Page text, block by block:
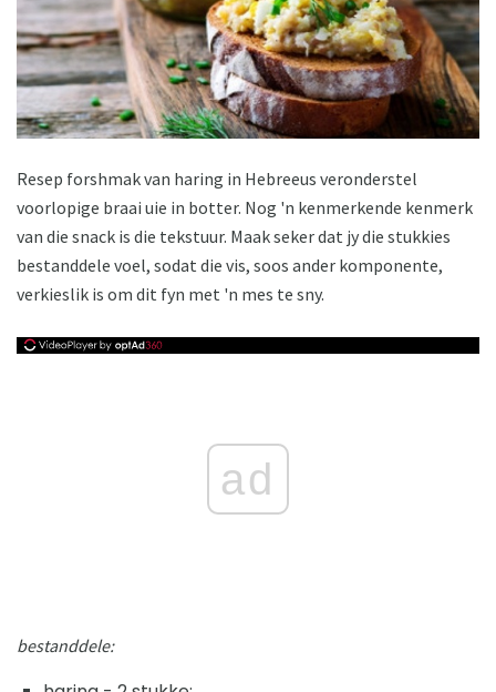
Resep forshmak van haring in Hebreeus veronderstel
voorlopige braai uie in botter. Nog 'n kenmerkende kenmerk
van die snack is die tekstuur. Maak seker dat jy die stukkies
bestanddele voel, sodat die vis, soos ander komponente,
verkieslik is om dit fyn met 'n mes te sny.
ad
bestanddele: